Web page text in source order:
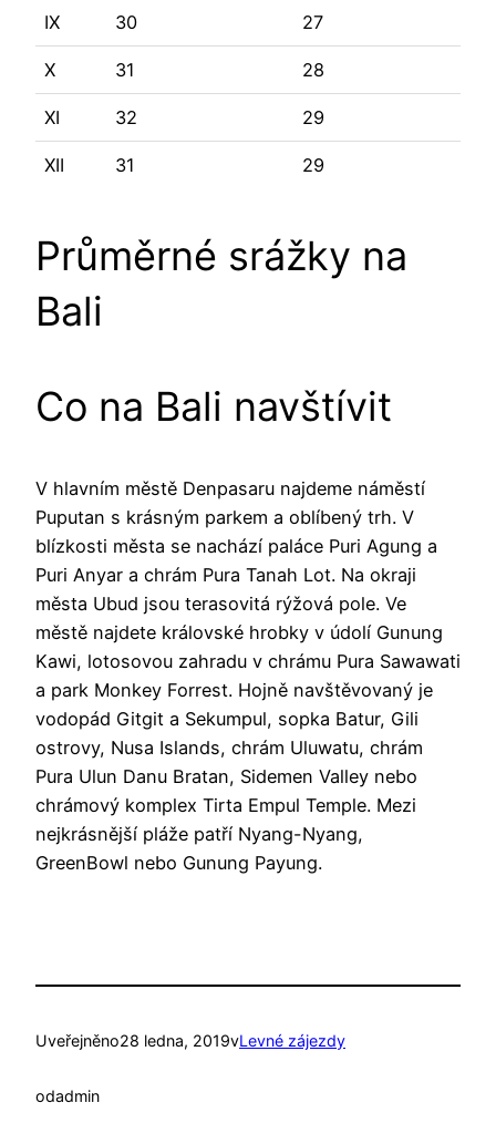
IX 30 27
X 31 28
XI 32 29
XII 31 29
Průměrné srážky na
Bali
Co na Bali navštívit
V hlavním městě Denpasaru najdeme náměstí
Puputan s krásným parkem a oblíbený trh. V
blízkosti města se nachází paláce Puri Agung a
Puri Anyar a chrám Pura Tanah Lot. Na okraji
města Ubud jsou terasovitá rýžová pole. Ve
městě najdete královské hrobky v údolí Gunung
Kawi, lotosovou zahradu v chrámu Pura Sawawati
a park Monkey Forrest. Hojně navštěvovaný je
vodopád Gitgit a Sekumpul, sopka Batur, Gili
ostrovy, Nusa Islands, chrám Uluwatu, chrám
Pura Ulun Danu Bratan, Sidemen Valley nebo
chrámový komplex Tirta Empul Temple. Mezi
nejkrásnější pláže patří Nyang-Nyang,
GreenBowl nebo Gunung Payung.
Uveřejněno28 ledna, 2019vLevné zájezdy
odadmin